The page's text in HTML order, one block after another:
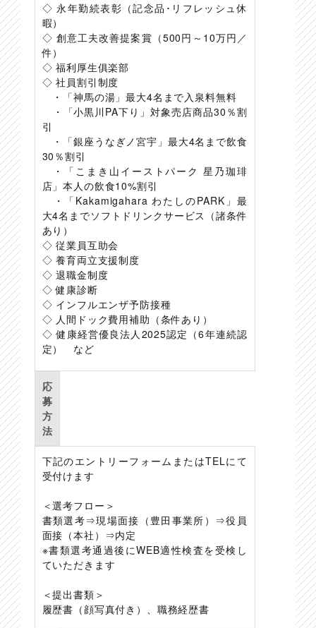
◇ 永年勤続表彰（記念品･リフレッシュ休
暇）
◇ 創意工夫改善提案賞（500円～10万円／
件）
◇ 福利厚生俱楽部
◇ 社員割引制度
・「神馬の湯」最大4名まで入泉料無料
・「小黒川PA下り」対象売店商品30％割
引
・「銀座うなぎノ宮宇」最大4名まで飲食
30％割引
・「こまき山イーストパーク 星乃珈琲
店」本人の飲食10%割引
・「Kakamigahara わたしのPARK」最
大4名までソフトドリンクサービス（諸条件
あり）
◇ 従業員互助会
◇ 養育両立支援制度
◇ 退職金制度
◇ 健康診断
◇ インフルエンザ予防接種
◇ 人間ドック費用補助（条件あり）
◇ 健康経営優良法人2025認定（6年連続認
定） など
応
募
方
法
下記のエントリーフォームまたはTELにて
受付けます
＜選考フロー＞
書類選考⇒現場面接（豊田事業所）⇒役員
面接（本社）⇒内定
※書類選考通過後にWEB適性検査を受検し
ていただきます
＜提出書類＞
履歴書（顔写真付き）、職務経歴書